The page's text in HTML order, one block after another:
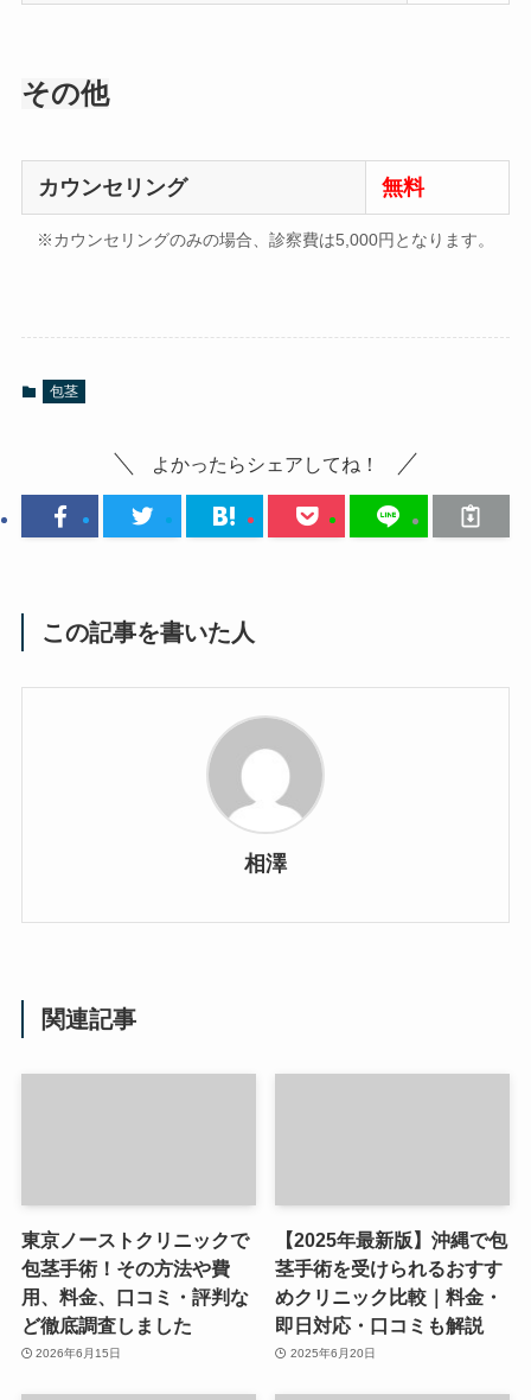
その他
カウンセリング 無料
※カウンセリングのみの場合、診察費は5,000円となります。
包茎
よかったらシェアしてね！
この記事を書いた人
相澤
関連記事
東京ノーストクリニックで
包茎手術！その方法や費
用、料金、口コミ・評判な
ど徹底調査しました
2026年6月15日
【2025年最新版】沖縄で包
茎手術を受けられるおすす
めクリニック比較｜料金・
即日対応・口コミも解説
2025年6月20日